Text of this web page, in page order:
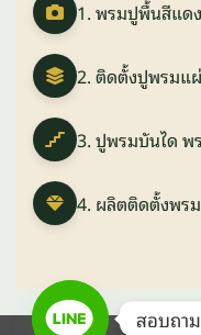
1. พรมปูพื้นสีแด
2. ติดตั้งปูพรมแ
3. ปูพรมบันได พร
4. ผลิตติดตั้งพร
สอบถาม